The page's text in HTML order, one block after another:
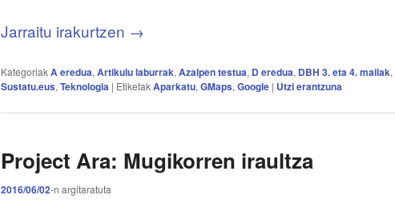
Jarraitu irakurtzen →
KategoriakA eredua, Artikulu laburrak, Azalpen testua, D eredua, DBH 3. eta 4. mailak,
Sustatu.eus, Teknologia | EtiketakAparkatu, GMaps, Google | Utzi erantzuna
Project Ara: Mugikorren iraultza
2016/06/02-n argitaratuta